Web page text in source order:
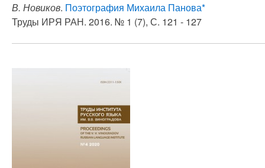
В. Новиков. Поэтография Михаила Панова*
Труды ИРЯ РАН. 2016. № 1 (7), С. 121 - 127